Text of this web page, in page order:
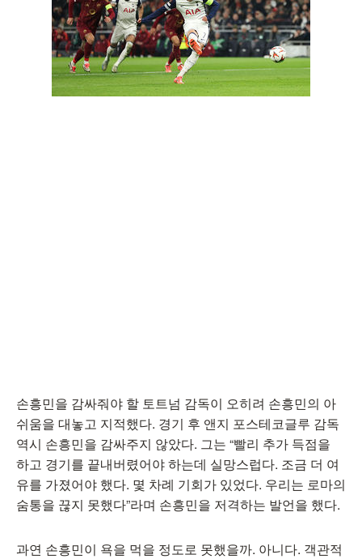
손흥민을 감싸줘야 할 토트넘 감독이 오히려 손흥민의 아
쉬움을 대놓고 지적했다. 경기 후 앤지 포스테코글루 감독
역시 손흥민을 감싸주지 않았다. 그는 “빨리 추가 득점을
하고 경기를 끝내버렸어야 하는데 실망스럽다. 조금 더 여
유를 가졌어야 했다. 몇 차례 기회가 있었다. 우리는 로마의
숨통을 끊지 못했다”라며 손흥민을 저격하는 발언을 했다.
과연 손흥민이 욕을 먹을 정도로 못했을까. 아니다. 객관적